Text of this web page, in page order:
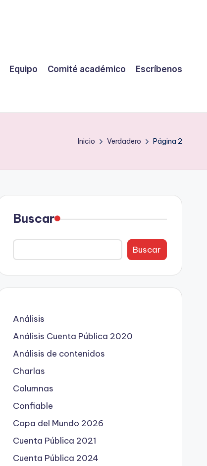
Equipo Comité académico Escríbenos
Inicio Verdadero Página 2
Buscar
Buscar
Análisis
Análisis Cuenta Pública 2020
Análisis de contenidos
Charlas
Columnas
Confiable
Copa del Mundo 2026
Cuenta Pública 2021
Cuenta Pública 2024